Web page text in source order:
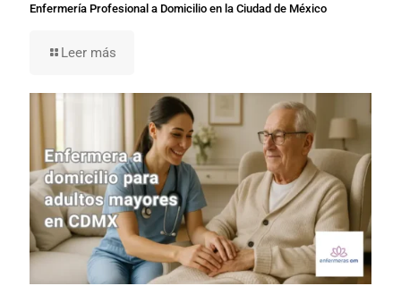
Enfermería Profesional a Domicilio en la Ciudad de México
Leer más